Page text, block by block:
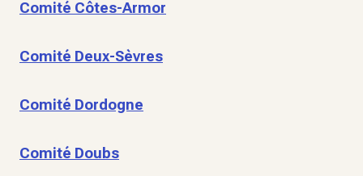
Comité Côtes-Armor
Comité Deux-Sèvres
Comité Dordogne
Comité Doubs